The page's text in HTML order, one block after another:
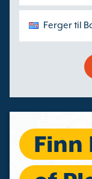
Ferger til
Finn